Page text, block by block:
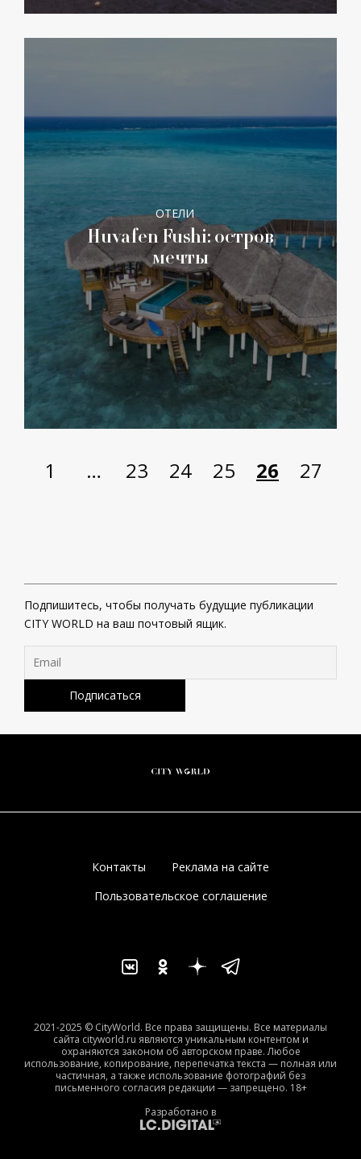
ОТЕЛИ
Huvafen Fushi: остров
мечты
1 … 23 24 25 26 27
Подпишитесь, чтобы получать будущие публикации
CITY WORLD на ваш почтовый ящик.
Контакты
Реклама на сайте
Пользовательское соглашение
2021-2025 © CityWorld. Все права защищены. Все материалы
сайта cityworld.ru являются уникальным контентом и
охраняются законом об авторском праве. Любое
использование, копирование, перепечатка текста — полная или
частичная, а также использование фотографий без
письменного согласия редакции — запрещено. 18+
Разработано в